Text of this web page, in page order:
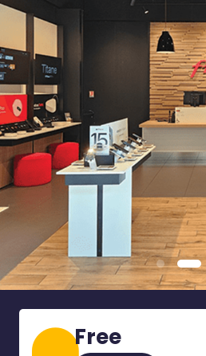
Free